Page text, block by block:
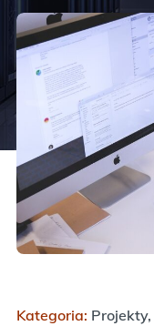
elementu
Projekty
Kategoria: